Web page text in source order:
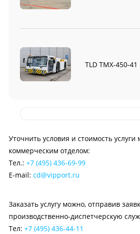
TLD TMX-450-41
Уточнить условия и стоимость
коммерческим отделом:
Тел.: +7 (495) 436-69-99
E-mail: cd@vipport.ru
Заказать услугу можно, отправив
производственно-диспетчерскую
Тел: +7 (495) 436-44-11